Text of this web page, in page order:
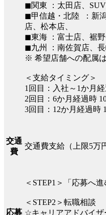
◼︎関東 ：太田店、
◼︎甲信越・北陸 ：新
店、松本店、
◼︎東海 ：富士店、裾
◼︎九州 ：南佐賀店、
※ 希望店舗への配属
＜支給タイミング＞
1回目：入社～1か月
2回目：6か月経過時
3回目：12か月経過時
交通
費
交通費支給（上限5万
応募
＜STEP1＞「応募へ
＜STEP2＞転職相談
☆キャリアアドバイザ